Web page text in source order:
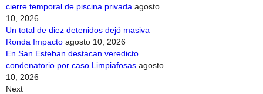
cierre temporal de piscina privada agosto
10, 2026
Un total de diez detenidos dejó masiva
Ronda Impacto agosto 10, 2026
En San Esteban destacan veredicto
condenatorio por caso Limpiafosas agosto
10, 2026
Next